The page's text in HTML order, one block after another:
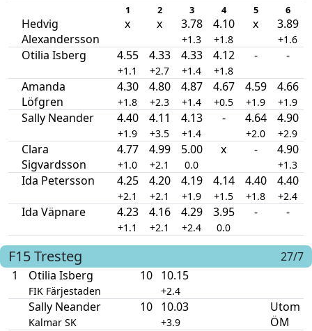
1 2 3 4 5 6
Hedvig
Alexandersson
x x 3.78
+1.3
4.10
+1.8
x 3.89
+1.6
Otilia Isberg 4.55
+1.1
4.33
+2.7
4.33
+1.4
4.12
+1.8
- -
Amanda
Löfgren
4.30
+1.8
4.80
+2.3
4.87
+1.4
4.67
+0.5
4.59
+1.9
4.66
+1.9
Sally Neander 4.40
+1.9
4.11
+3.5
4.13
+1.4
- 4.64
+2.0
4.90
+2.9
Clara
Sigvardsson
4.77
+1.0
4.99
+2.1
5.00
0.0
x - 4.90
+1.3
Ida Petersson 4.25
+2.1
4.20
+2.1
4.19
+1.9
4.14
+1.5
4.40
+1.8
4.40
+2.4
Ida Väpnare 4.23
+1.1
4.16
+2.1
4.29
+2.4
3.95
0.0
- -
F15Tresteg
27/7
1
Otilia Isberg
FIK Färjestaden
10 10.15
+2.4
Sally Neander
Kalmar SK
10 10.03
+3.9
Utom
ÖM